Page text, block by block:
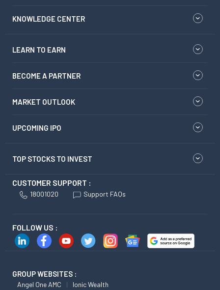
KNOWLEDGE CENTER
LEARN TO EARN
BECOME A PARTNER
MARKET OUTLOOK
UPCOMING IPO
TOP STOCKS TO INVEST
CUSTOMER SUPPORT :
18001020 Support FAQs
FOLLOW US :
GROUP WEBSITES :
Angel One AMC Ionic Wealth